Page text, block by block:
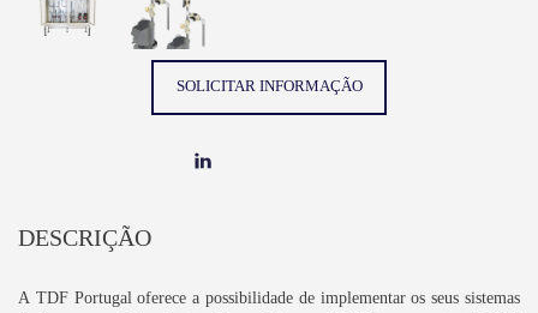
SOLICITAR INFORMAÇÃO
DESCRIÇÃO
A TDF Portugal oferece a possibilidade de implementar os seus sistemas